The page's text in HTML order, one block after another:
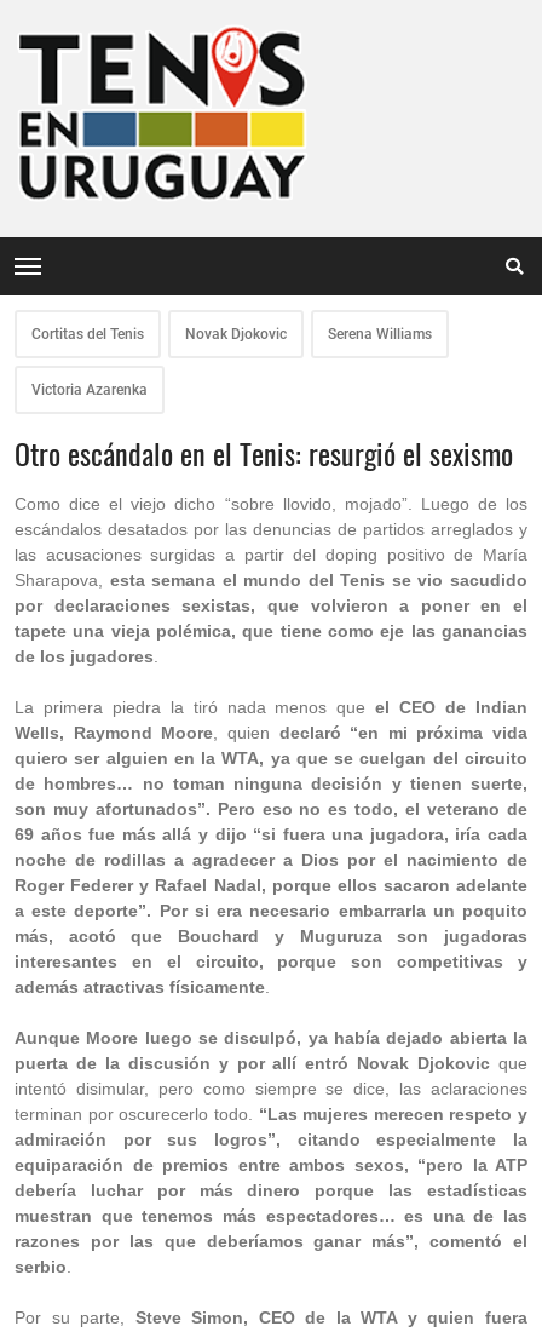
Cortitas del Tenis Novak Djokovic Serena Williams
Victoria Azarenka
Otro escándalo en el Tenis: resurgió el sexismo
Como dice el viejo dicho “sobre llovido, mojado”. Luego de los
escándalos desatados por las denuncias de partidos arreglados y
las acusaciones surgidas a partir del doping positivo de María
Sharapova, esta semana el mundo del Tenis se vio sacudido
por declaraciones sexistas, que volvieron a poner en el
tapete una vieja polémica, que tiene como eje las ganancias
de los jugadores
La primera piedra la tiró nada menos queel CEO de Indian
Wells, Raymond Moore , quien declaró “en mi próxima vida
quiero ser alguien en la WTA, ya que se cuelgan del circuito
de hombres… no toman ninguna decisión y tienen suerte,
son muy afortunados”. Pero eso no es todo, el veterano de
69 años fue más allá y dijo “si fuera una jugadora, iría cada
noche de rodillas a agradecer a Dios por el nacimiento de
Roger Federer y Rafael Nadal, porque ellos sacaron adelante
a este deporte”. Por si era necesario embarrarla un poquito
más, acotó que Bouchard y Muguruza son jugadoras
interesantes en el circuito, porque son competitivas y
además atractivas físicamente
Aunque Moore luego se disculpó, ya había dejado abierta la
puerta de la discusión y por allí entró Novak Djokovic que
intentó disimular, pero como siempre se dice, las aclaraciones
terminan por oscurecerlo todo. “Las mujeres merecen respeto y
admiración por sus logros”, citando especialmente la
equiparación de premios entre ambos sexos, “pero la ATP
debería luchar por más dinero porque las estadísticas
muestran que tenemos más espectadores… es una de las
razones por las que deberíamos ganar más”, comentó el
serbio
Por su parte, Steve Simon, CEO de la WTA y quien fuera